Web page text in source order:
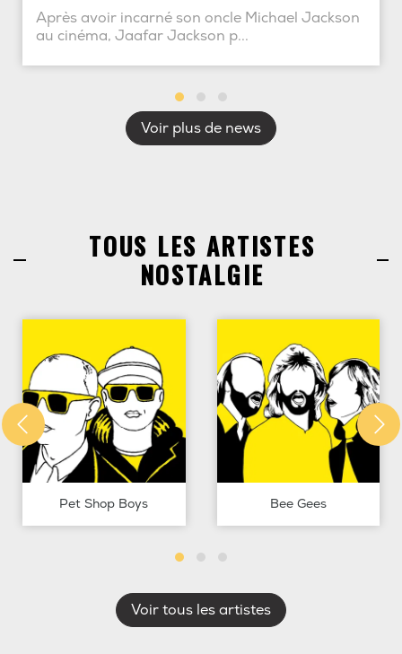
Après avoir incarné son oncle Michael Jackson
au cinéma, Jaafar Jackson p...
Voir plus de news
TOUS LES ARTISTES
NOSTALGIE
Pet Shop Boys Bee Gees
Voir tous les artistes